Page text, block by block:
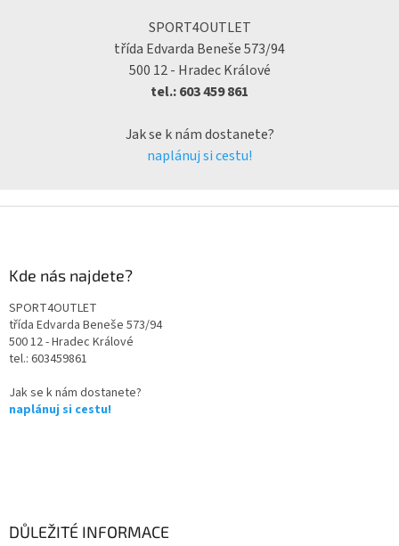
SPORT4OUTLET
třída Edvarda Beneše 573/94
500 12 - Hradec Králové
tel.: 603 459 861
Jak se k nám dostanete?
naplánuj si cestu!
Kde nás najdete?
SPORT4OUTLET
třída Edvarda Beneše 573/94
500 12 - Hradec Králové
tel.: 603459861
Jak se k nám dostanete?
naplánuj si cestu!
DŮLEŽITÉ INFORMACE